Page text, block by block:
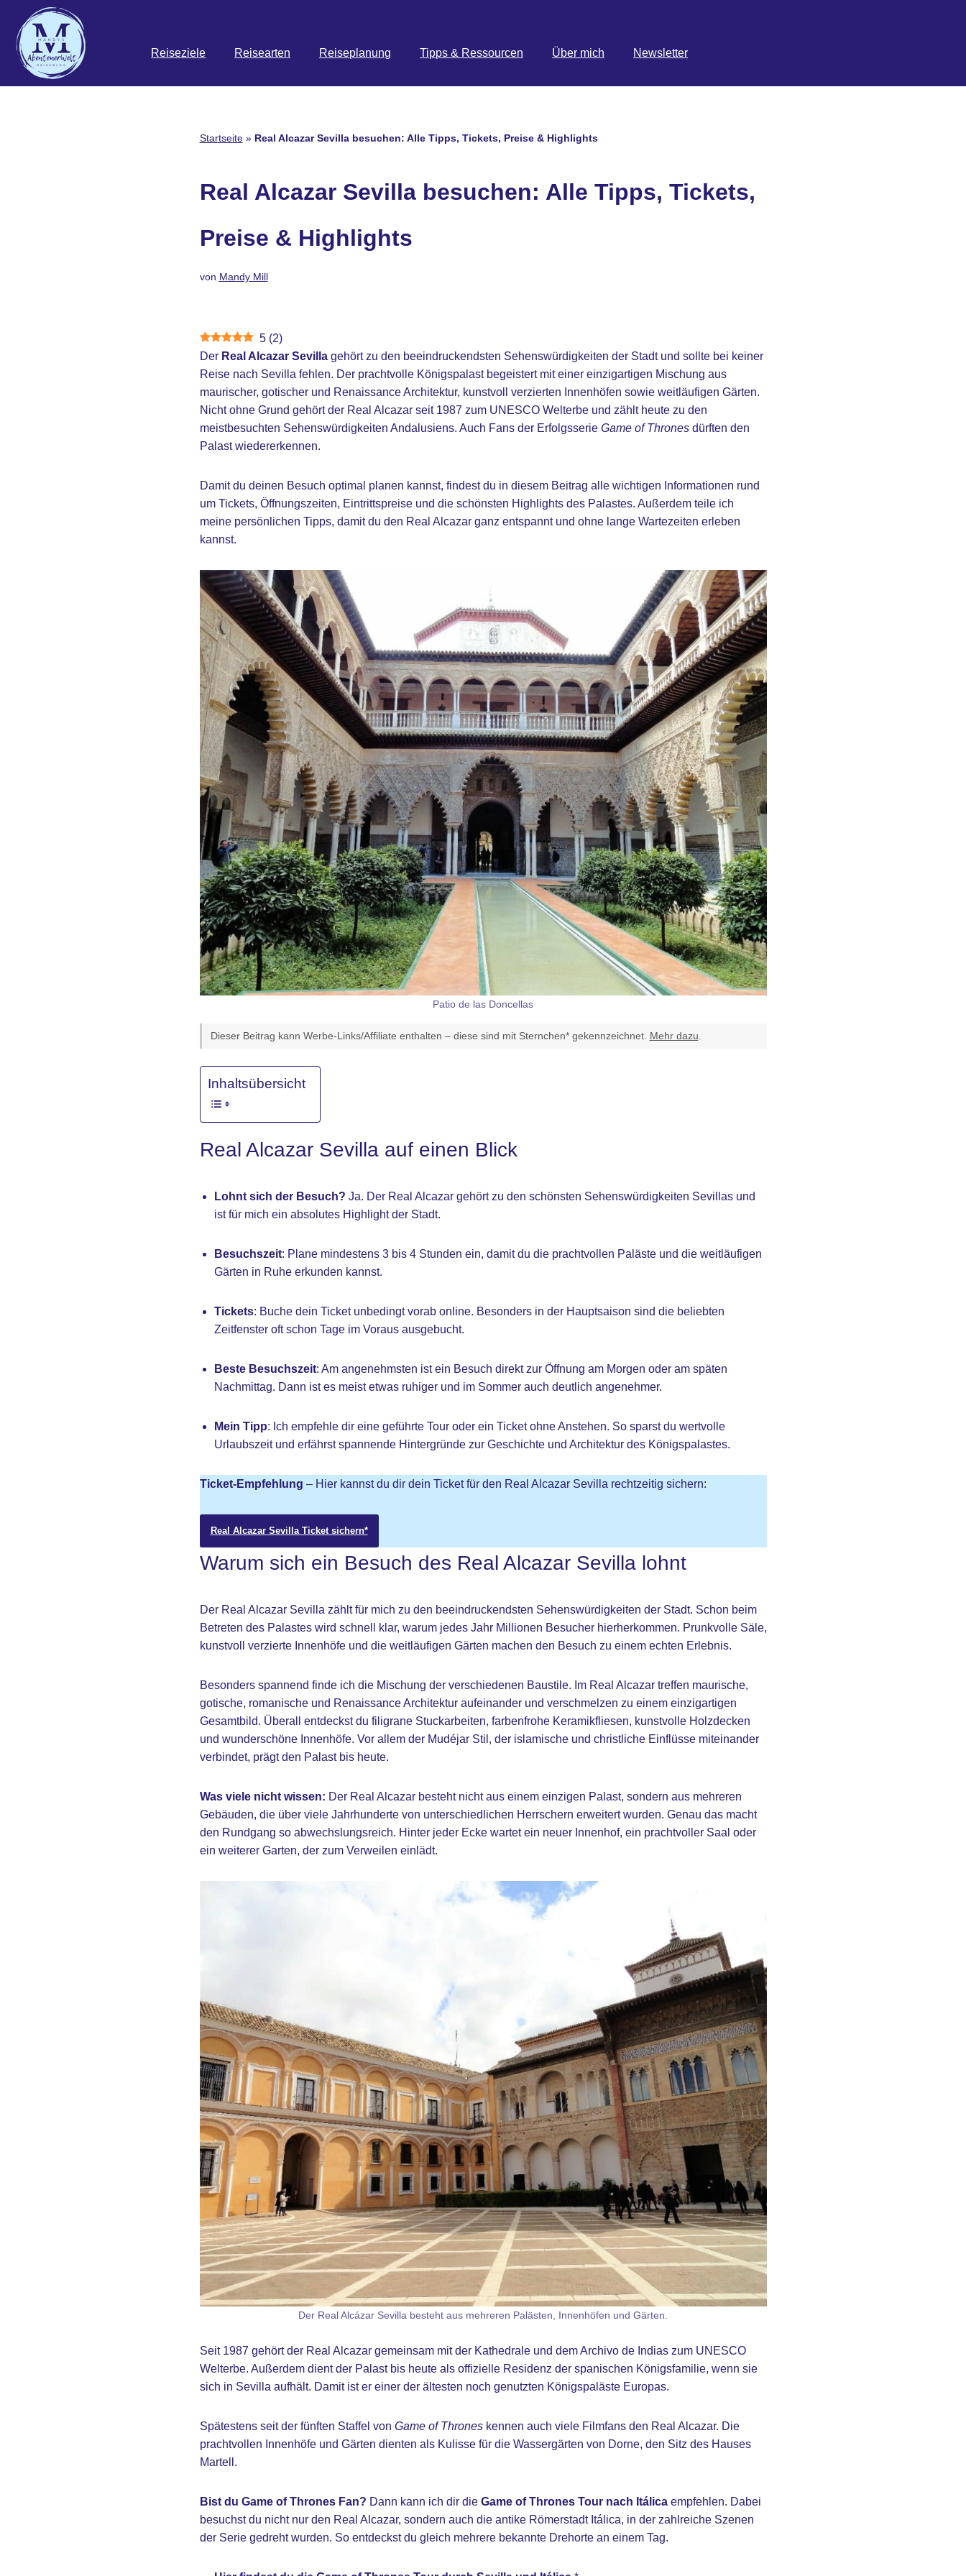
Zum
Inhalt
springen
Reiseziele Reisearten Reiseplanung Tipps & Ressourcen Über mich Newsletter
Startseite» Real Alcazar Sevilla besuchen: Alle Tipps, Tickets, Preise & Highlights
Real Alcazar Sevilla besuchen: Alle Tipps, Tickets,
Preise & Highlights
von Mandy Mill
5 (2)
Der Real Alcazar Sevillagehört zu den beeindruckendsten Sehenswürdigkeiten der Stadt und sollte bei keiner
Reise nach Sevilla fehlen. Der prachtvolle Königspalast begeistert mit einer einzigartigen Mischung aus
maurischer, gotischer und Renaissance Architektur, kunstvoll verzierten Innenhöfen sowie weitläufigen Gärten.
Nicht ohne Grund gehört der Real Alcazar seit 1987 zum UNESCO Welterbe und zählt heute zu den
meistbesuchten Sehenswürdigkeiten Andalusiens. Auch Fans der Erfolgsserie Game of Thronesdürften den
Palast wiedererkennen.
Damit du deinen Besuch optimal planen kannst, findest du in diesem Beitrag alle wichtigen Informationen rund
um Tickets, Öffnungszeiten, Eintrittspreise und die schönsten Highlights des Palastes. Außerdem teile ich
meine persönlichen Tipps, damit du den Real Alcazar ganz entspannt und ohne lange Wartezeiten erleben
kannst.
Patio de las Doncellas
Dieser Beitrag kann Werbe-Links/Affiliate enthalten – diese sind mit Sternchen* gekennzeichnet. Mehr dazu.
Inhaltsübersicht
Real Alcazar Sevilla auf einen Blick
Lohnt sich der Besuch? Ja. Der Real Alcazar gehört zu den schönsten Sehenswürdigkeiten Sevillas und
ist für mich ein absolutes Highlight der Stadt.
Besuchszeit: Plane mindestens 3 bis 4 Stunden ein, damit du die prachtvollen Paläste und die weitläufigen
Gärten in Ruhe erkunden kannst.
Tickets: Buche dein Ticket unbedingt vorab online. Besonders in der Hauptsaison sind die beliebten
Zeitfenster oft schon Tage im Voraus ausgebucht.
Beste Besuchszeit: Am angenehmsten ist ein Besuch direkt zur Öffnung am Morgen oder am späten
Nachmittag. Dann ist es meist etwas ruhiger und im Sommer auch deutlich angenehmer.
Mein Tipp: Ich empfehle dir eine geführte Tour oder ein Ticket ohne Anstehen. So sparst du wertvolle
Urlaubszeit und erfährst spannende Hintergründe zur Geschichte und Architektur des Königspalastes.
Ticket-Empfehlung – Hier kannst du dir dein Ticket für den Real Alcazar Sevilla rechtzeitig sichern:
Real Alcazar Sevilla Ticket sichern*
Warum sich ein Besuch des Real Alcazar Sevilla lohnt
Der Real Alcazar Sevilla zählt für mich zu den beeindruckendsten Sehenswürdigkeiten der Stadt. Schon beim
Betreten des Palastes wird schnell klar, warum jedes Jahr Millionen Besucher hierherkommen. Prunkvolle Säle,
kunstvoll verzierte Innenhöfe und die weitläufigen Gärten machen den Besuch zu einem echten Erlebnis.
Besonders spannend finde ich die Mischung der verschiedenen Baustile. Im Real Alcazar treffen maurische,
gotische, romanische und Renaissance Architektur aufeinander und verschmelzen zu einem einzigartigen
Gesamtbild. Überall entdeckst du filigrane Stuckarbeiten, farbenfrohe Keramikfliesen, kunstvolle Holzdecken
und wunderschöne Innenhöfe. Vor allem der Mudéjar Stil, der islamische und christliche Einflüsse miteinander
verbindet, prägt den Palast bis heute.
Was viele nicht wissen: Der Real Alcazar besteht nicht aus einem einzigen Palast, sondern aus mehreren
Gebäuden, die über viele Jahrhunderte von unterschiedlichen Herrschern erweitert wurden. Genau das macht
den Rundgang so abwechslungsreich. Hinter jeder Ecke wartet ein neuer Innenhof, ein prachtvoller Saal oder
ein weiterer Garten, der zum Verweilen einlädt.
Der Real Alcázar Sevilla besteht aus mehreren Palästen, Innenhöfen und Gärten.
Seit 1987 gehört der Real Alcazar gemeinsam mit der Kathedrale und dem Archivo de Indias zum UNESCO
Welterbe. Außerdem dient der Palast bis heute als offizielle Residenz der spanischen Königsfamilie, wenn sie
sich in Sevilla aufhält. Damit ist er einer der ältesten noch genutzten Königspaläste Europas.
Spätestens seit der fünften Staffel von Game of Throneskennen auch viele Filmfans den Real Alcazar. Die
prachtvollen Innenhöfe und Gärten dienten als Kulisse für die Wassergärten von Dorne, den Sitz des Hauses
Martell.
Bist du Game of Thrones Fan? Dann kann ich dir die Game of Thrones Tour nach Itálicaempfehlen. Dabei
besuchst du nicht nur den Real Alcazar, sondern auch die antike Römerstadt Itálica, in der zahlreiche Szenen
der Serie gedreht wurden. So entdeckst du gleich mehrere bekannte Drehorte an einem Tag.